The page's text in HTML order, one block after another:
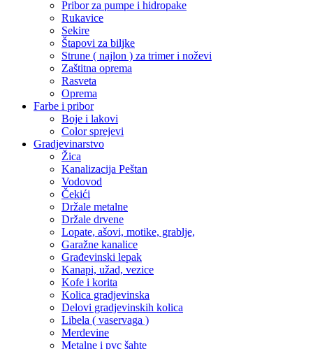
Pribor za pumpe i hidropake
Rukavice
Sekire
Štapovi za biljke
Strune ( najlon ) za trimer i noževi
Zaštitna oprema
Rasveta
Oprema
Farbe i pribor
Boje i lakovi
Color sprejevi
Gradjevinarstvo
Žica
Kanalizacija Peštan
Vodovod
Čekići
Držale metalne
Držale drvene
Lopate, ašovi, motike, grablje,
Garažne kanalice
Građevinski lepak
Kanapi, užad, vezice
Kofe i korita
Kolica gradjevinska
Delovi gradjevinskih kolica
Libela ( vaservaga )
Merdevine
Metalne i pvc šahte